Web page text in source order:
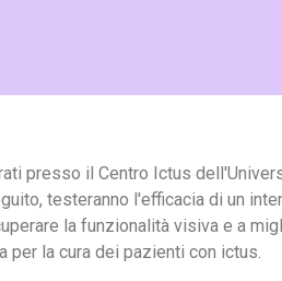
presso il Centro Ictus
testeranno l'efficacia di un
la funzionalità visiva e a
per la cura dei pazienti con ictus.